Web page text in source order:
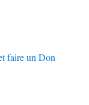
faire un Don